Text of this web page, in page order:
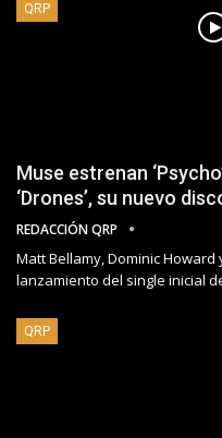
QRP
Muse estrenan
‘Drones’, su nuevo
REDACCIÓN QRP
Matt Bellamy, Dominic
lanzamiento del single inicial
QRP